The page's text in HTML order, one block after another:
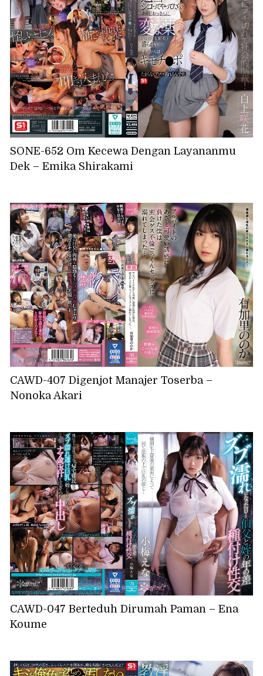
SONE-652 Om Kecewa Dengan Layananmu
Dek – Emika Shirakami
CAWD-407 Digenjot Manajer Toserba –
Nonoka Akari
CAWD-047 Berteduh Dirumah Paman – Ena
Koume